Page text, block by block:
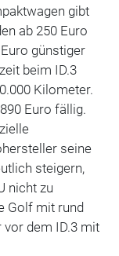
gibt
ab 250 Euro
günstiger
beim ID.3
Kilometer.
Euro fällig.
seine
steigern,
nicht zu
Golf mit rund
vor dem ID.3 mit